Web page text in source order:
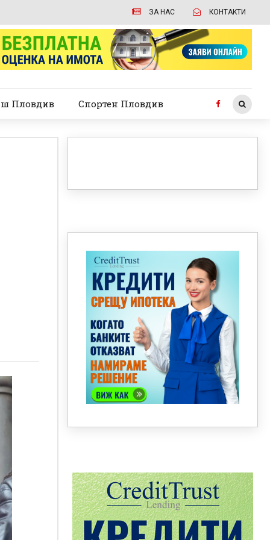
ЗА НАС КОНТАКТИ
Пловдив Спортен Пловдив